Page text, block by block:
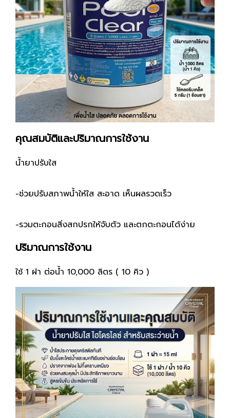
คุณสมบัติและปริมาณการใช้งาน
น้ำยาปรับใส
-ช่วยปรับสภาพน้ำให้ใส สะอาด เห็นผลรวดเร็ว
-รวมตะกอนสิ่งสกปรกให้จับตัว และตกตะกอนได้ง่าย
ปริมาณการใช้งาน
ใช้ 1 ฝา ต่อน้ำ 10,000 ลิตร ( 10 คิว )